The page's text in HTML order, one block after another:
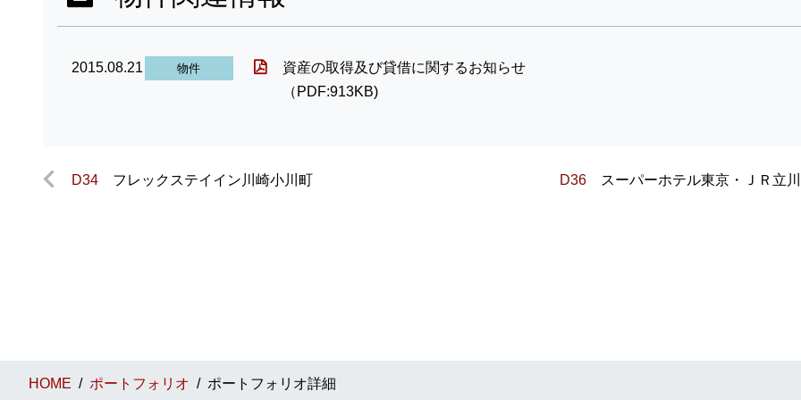
2015.08.21 物件
資産の取得及び貸借に関するお知らせ
（PDF:913KB)
D34 フレックステイイン川崎小川町 D36 スーパーホテル東京・ＪＲ立
HOME ポートフォリオ ポートフォリオ詳細